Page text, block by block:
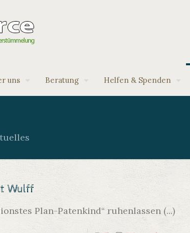
uns Beratung Helfen & Spenden
Wulff
Plan-Patenkind“ ruhenlassen (...)